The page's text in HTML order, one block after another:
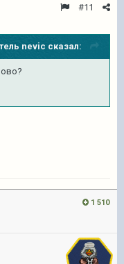
#11
nevic сказал:
1 510